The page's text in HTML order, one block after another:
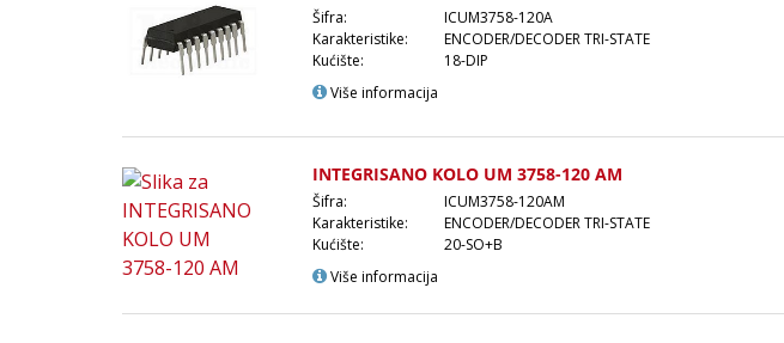
Šifra:
ICUM3758-120A
Karakteristike:
ENCODER/DECODER TRI-STATE
Kućište:
18-DIP
Više informacija
INTEGRISANO KOLO UM 3758-120 AM
Šifra:
ICUM3758-120AM
Karakteristike:
ENCODER/DECODER TRI-STATE
Kućište:
20-SO+B
Više informacija